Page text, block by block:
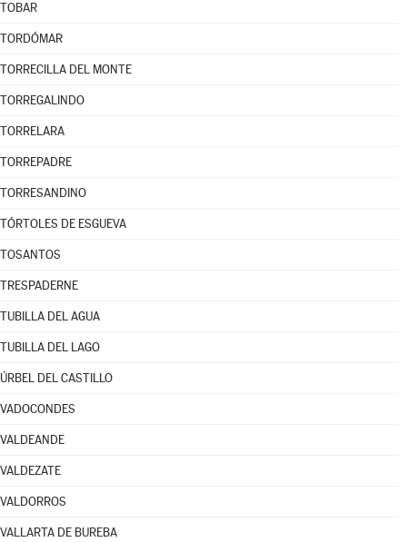
TOBAR
TORDÓMAR
TORRECILLA DEL MONTE
TORREGALINDO
TORRELARA
TORREPADRE
TORRESANDINO
TÓRTOLES DE ESGUEVA
TOSANTOS
TRESPADERNE
TUBILLA DEL AGUA
TUBILLA DEL LAGO
ÚRBEL DEL CASTILLO
VADOCONDES
VALDEANDE
VALDEZATE
VALDORROS
VALLARTA DE BUREBA